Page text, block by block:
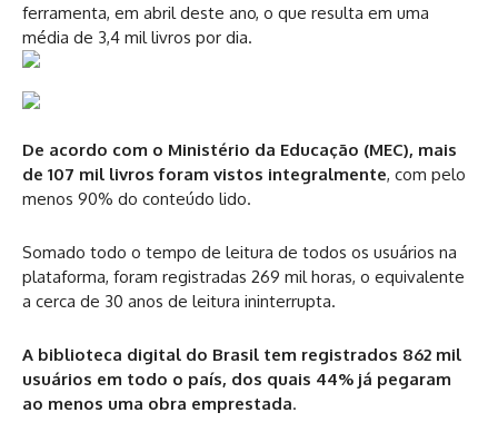
ferramenta, em abril deste ano, o que resulta em uma
média de 3,4 mil livros por dia.
De acordo com o Ministério da Educação (MEC), mais
de 107 mil livros foram vistos integralmente, com pelo
menos 90% do conteúdo lido.
Somado todo o tempo de leitura de todos os usuários na
plataforma, foram registradas 269 mil horas, o equivalente
a cerca de 30 anos de leitura ininterrupta.
A biblioteca digital do Brasil tem registrados 862 mil
usuários em todo o país, dos quais 44% já pegaram
ao menos uma obra emprestada.